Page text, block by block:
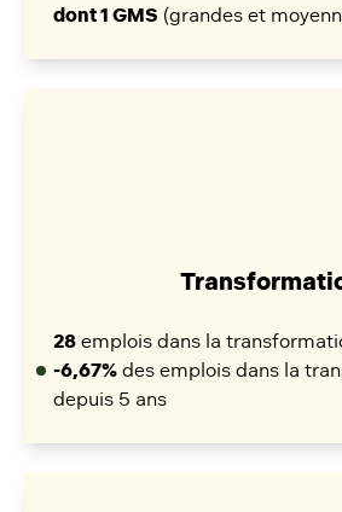
dont 1 GMS (grandes et
28 emplois dans la
-6,67% des emplois dans la
depuis 5 ans